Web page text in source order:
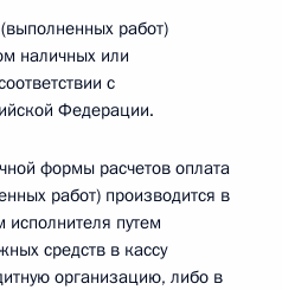
работ)
наличных или
с
Федерации.
формы расчетов оплата
работ) производится в
исполнителя путем
средств в кассу
организацию, либо в